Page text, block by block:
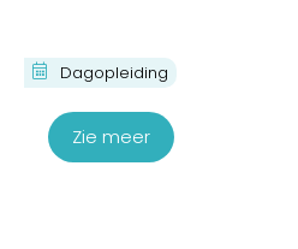
Dagopleiding
Praktijktraining
€280,00
Zie meer